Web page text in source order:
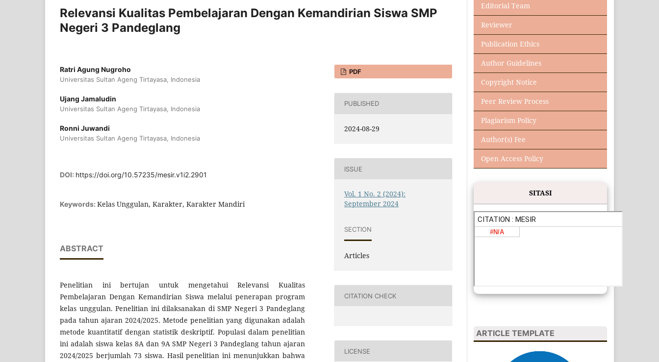
Relevansi Kualitas Pembelajaran Dengan Kemandirian Siswa SMP
Negeri 3 Pandeglang
Ratri Agung Nugroho
Universitas Sultan Ageng Tirtayasa, Indonesia
Ujang Jamaludin
Universitas Sultan Ageng Tirtayasa, Indonesia
Ronni Juwandi
Universitas Sultan Ageng Tirtayasa, Indonesia
DOI: https://doi.org/10.57235/mesir.v1i2.2901
Keywords: Kelas Unggulan, Karakter, Karakter Mandiri
ABSTRACT
Penelitian ini bertujan untuk mengetahui Relevansi Kualitas
Pembelajaran Dengan Kemandirian Siswa melalui penerapan program
kelas unggulan. Penelitian ini dilaksanakan di SMP Negeri 3 Pandeglang
pada tahun ajaran 2024/2025. Metode penelitian yang digunakan adalah
metode kuantitatif dengan statistik deskriptif. Populasi dalam penelitian
ini adalah siswa kelas 8A dan 9A SMP Negeri 3 Pandeglang tahun ajaran
2024/2025 berjumlah 73 siswa. Hasil penelitian ini menunjukkan bahwa
PDF
PUBLISHED
2024-08-29
ISSUE
Vol. 1 No. 2 (2024):
September 2024
SECTION
Articles
CITATION CHECK
LICENSE
Editorial Team
Reviewer
Publication Ethics
Author Guidelines
Copyright Notice
Peer Review Process
Plagiarism Policy
Author(s) Fee
Open Access Policy
SITASI
ARTICLE TEMPLATE